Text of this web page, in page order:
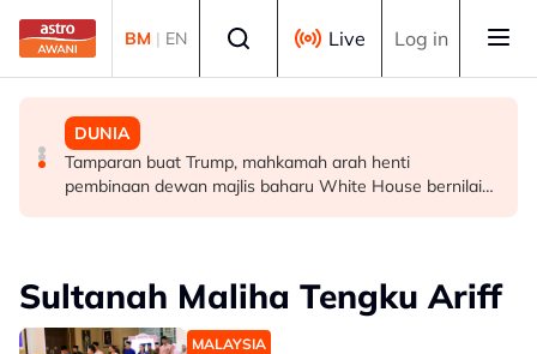
Skip to main content
BM | EN Live Log in
BISNES
Go Auto labur RM1.5 juta perluas fasiliti, sasar
tempahan RM50 juta
DUNIA
Ronaldo, Georgina akhiri penantian hampir sedekad,
bakal disatukan sebagai suami isteri
DUNIA
Tamparan buat Trump, mahkamah arah henti
pembinaan dewan majlis baharu White House bernilai
Sultanah Maliha Tengku Ariff
MALAYSIA